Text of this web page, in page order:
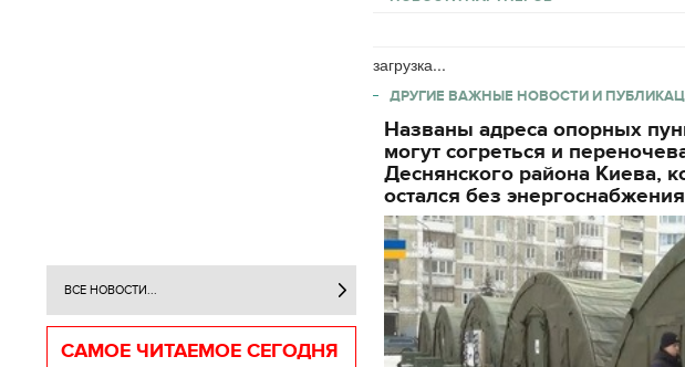
ВСЕ НОВОСТИ...
САМОЕ ЧИТАЕМОЕ СЕГОДНЯ
загрузка...
ДРУГИЕ ВАЖНЫЕ НОВОСТИ И
Названы адреса опорных
могут согреться и
Деснянского района Киева,
остался без энергоснабжения